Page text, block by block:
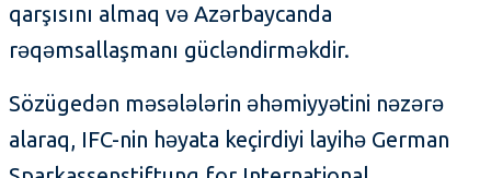
qarşısını almaq və Azərbaycanda
rəqəmsallaşmanı gücləndirməkdir.
Sözügedən məsələlərin əhəmiyyətini nəzərə
alaraq, IFC-nin həyata keçirdiyi layihə German